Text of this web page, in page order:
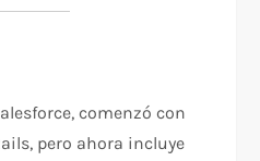
comenzó con
pero ahora incluye